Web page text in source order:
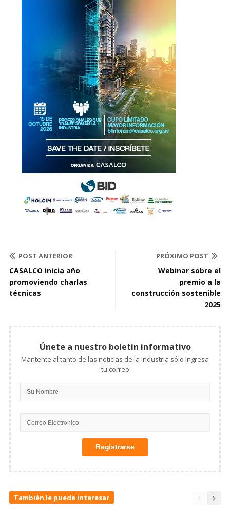
POST ANTERIOR
CASALCO inicia año
promoviendo charlas
técnicas
PRÓXIMO POST
Webinar sobre el
premio a la
construcción sostenible
2025
Únete a nuestro boletín informativo
Mantente al tanto de las noticias de la industria sólo ingresa
tu correo
También le puede interesar